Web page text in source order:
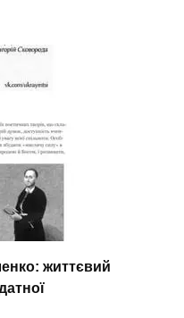
життєвий